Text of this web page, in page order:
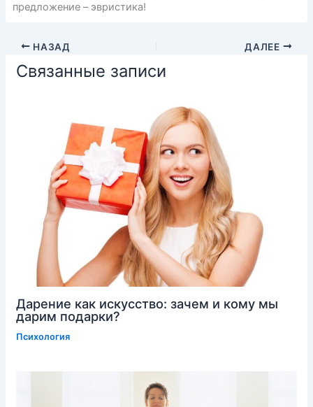
предложение – эвристика!
НАЗАД ДАЛЕЕ
Связанные записи
Дарение как искусство: зачем и кому мы
дарим подарки?
Психология